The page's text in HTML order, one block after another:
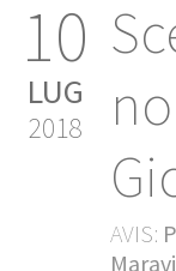
10
LUG
2018
AVIS: